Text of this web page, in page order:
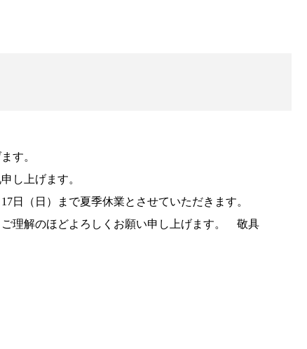
す。
し上げます。
日（日）まで夏季休業とさせていただきます。
理解のほどよろしくお願い申し上げます。 敬具